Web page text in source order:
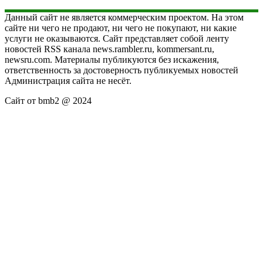
Данный сайт не является коммерческим проектом. На этом
сайте ни чего не продают, ни чего не покупают, ни какие
услуги не оказываются. Сайт представляет собой ленту
новостей RSS канала news.rambler.ru, kommersant.ru,
newsru.com. Материалы публикуются без искажения,
ответственность за достоверность публикуемых новостей
Администрация сайта не несёт.
Сайт от bmb2 @ 2024